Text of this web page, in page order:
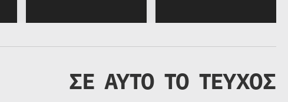
ΣΕ ΑΥΤΟ ΤΟ ΤΕΥΧΟΣ